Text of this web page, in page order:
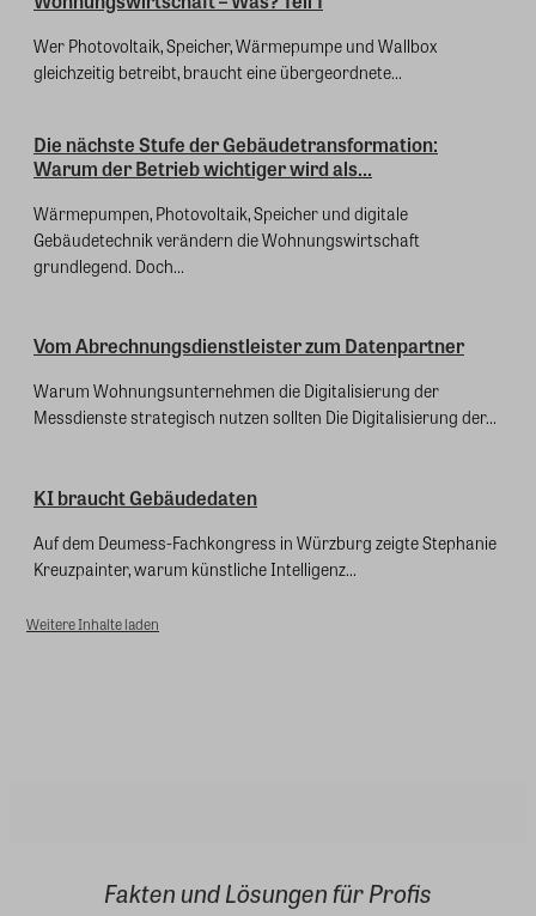
Wer Photovoltaik, Speicher, Wärmepumpe und Wallbox
gleichzeitig betreibt, braucht eine übergeordnete...
Die nächste Stufe der Gebäudetransformation:
Warum der Betrieb wichtiger wird als...
Wärmepumpen, Photovoltaik, Speicher und digitale
Gebäudetechnik verändern die Wohnungswirtschaft
grundlegend. Doch...
Vom Abrechnungsdienstleister zum Datenpartner
Warum Wohnungsunternehmen die Digitalisierung der
Messdienste strategisch nutzen sollten Die Digitalisierung der...
KI braucht Gebäudedaten
Auf dem Deumess-Fachkongress in Würzburg zeigte Stephanie
Kreuzpainter, warum künstliche Intelligenz...
Weitere Inhalte laden
Fakten und Lösungen für Profis